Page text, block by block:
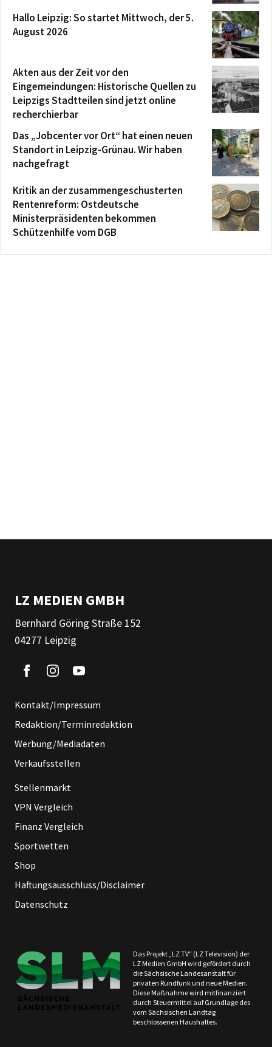
Hallo Leipzig: So startet Mittwoch, der 5.
August 2026
Akten aus der Zeit vor den
Eingemeindungen: Historische Quellen zu
Leipzigs Stadtteilen sind jetzt online
recherchierbar
Das „Jobcenter vor Ort“ hat einen neuen
Standort in Leipzig-Grünau. Wir haben
nachgefragt
Kritik an der zusammengeschusterten
Rentenreform: Ostdeutsche
Ministerpräsidenten bekommen
Schützenhilfe vom DGB
LZ MEDIEN GMBH
Bernhard Göring Straße 152
04277 Leipzig
Kontakt/Impressum
Redaktion/Terminredaktion
Werbung/Mediadaten
Verkaufsstellen
Stellenmarkt
VPN Vergleich
Finanz Vergleich
Sportwetten
Shop
Haftungsausschluss/Disclaimer
Datenschutz
Das Projekt „LZ TV“ (LZ Television) der
LZ Medien GmbH wird gefördert durch
die Sächsische Landesanstalt für
privaten Rundfunk und neue Medien.
Diese Maßnahme wird mitfinanziert
durch Steuermittel auf Grundlage des
vom Sächsischen Landtag
beschlossenen Haushaltes.